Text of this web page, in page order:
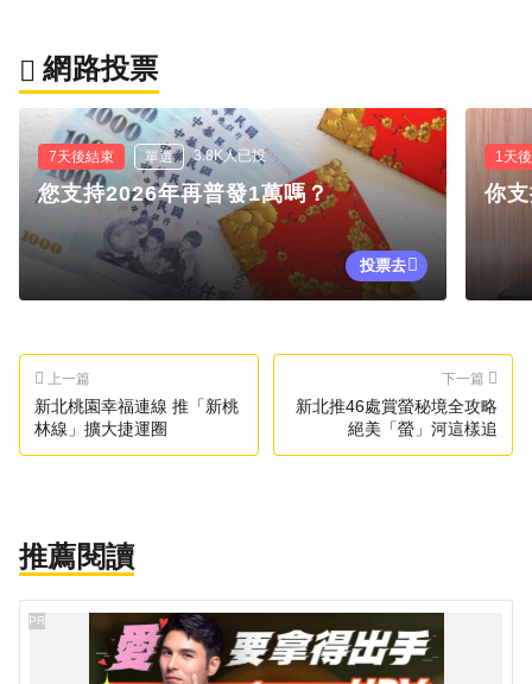
網路投票
7天後結束 單選 3.8K人已投
您支持2026年再普發1萬嗎？
投票去
1天
你
上一篇
新北桃園幸福連線 推「新桃
林線」擴大捷運圈
下一篇
新北推46處賞螢秘境全攻略
絕美「螢」河這樣追
推薦閱讀
PR